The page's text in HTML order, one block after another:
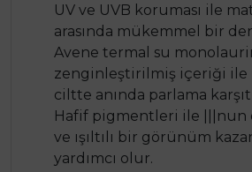
UV ve UVB koruması ile
arasında mükemmel bir
Avene termal su
zenginleştirilmiş içeriği ile
ciltte anında parlama
Hafif pigmentleri ile |||nun
ve ışıltılı bir görünüm
yardımcı olur.